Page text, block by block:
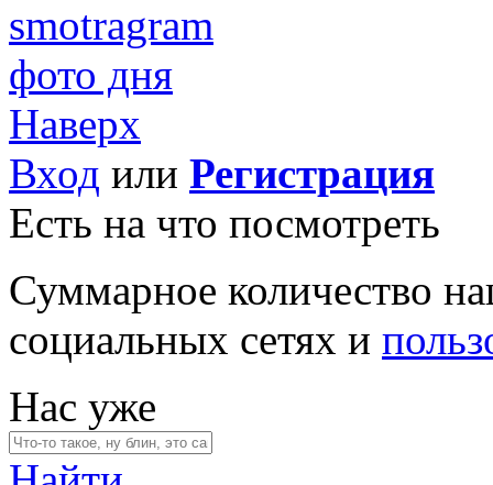
smotragram
фото дня
Наверх
Вход или Регистрация
Есть на что посмотреть
Суммарное количество
социальных сетях и
Нас уже